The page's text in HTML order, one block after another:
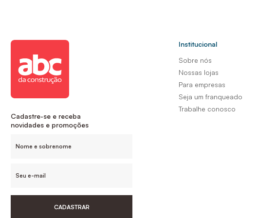
Cadastre-se e receba
novidades e promoções
CADASTRAR
Institucional
Sobre nós
Nossas lojas
Para empresas
Seja um franqueado
Trabalhe conosco